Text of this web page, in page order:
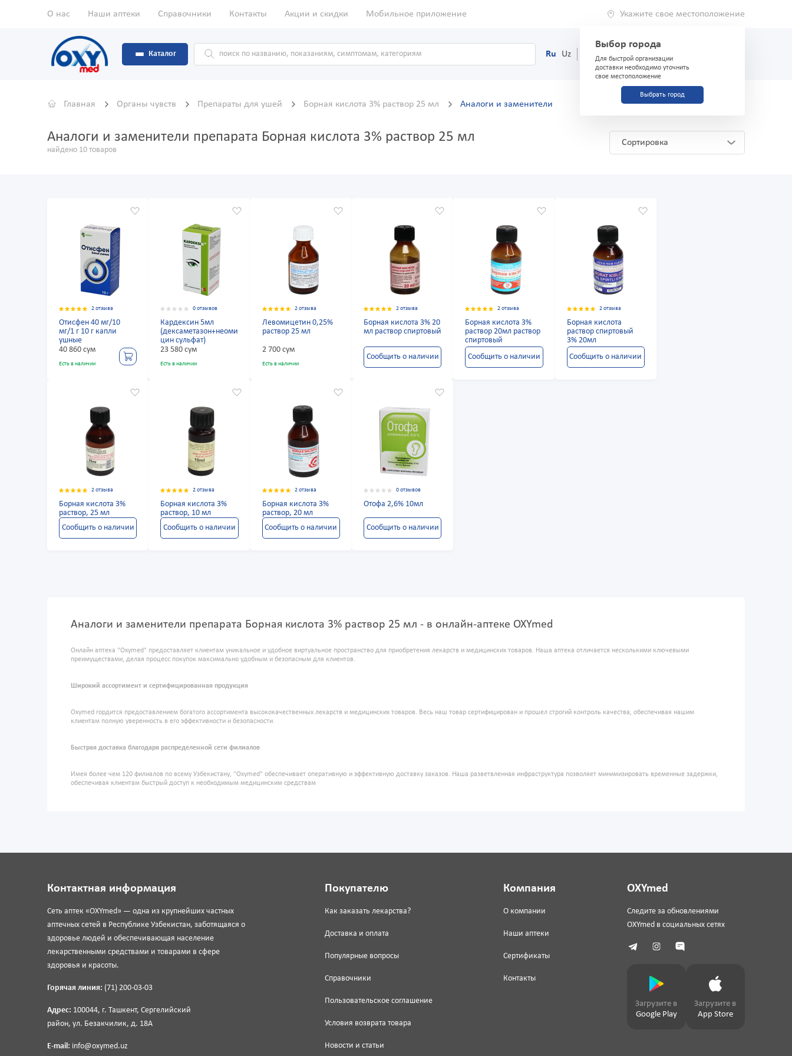
О нас Наши аптеки Справочники Контакты Акции и скидки Мобильное приложение Укажите свое местоположение
Выбор города
Для быстрой организации
доставки необходимо уточнить
свое местоположение
Выбрать город
Каталог Ru Uz (71) 200-03-03
Главная Органы чувств Препараты для ушей Борная кислота 3% раствор 25 мл Аналоги и заменители
Аналоги и заменители препарата Борная кислота 3% раствор 25 мл
найдено 10 товаров
Сортировка
2 отзыва
Отисфен 40 мг/10
мг/1 г 10 г капли
ушные
40 860 сум
Есть в наличии
0 отзывов
Кардексин 5мл
(дексаметазон+неоми
цин сульфат)
23 580 сум
Есть в наличии
2 отзыва
Левомицетин 0,25%
раствор 25 мл
2 700 сум
Есть в наличии
2 отзыва
Борная кислота 3% 20
мл раствор спиртовый
Сообщить о наличии
2 отзыва
Борная кислота 3%
раствор 20мл раствор
спиртовый
Сообщить о наличии
2 отзыва
Борная кислота
раствор спиртовый
3% 20мл
Сообщить о наличии
2 отзыва
Борная кислота 3%
раствор, 25 мл
Сообщить о наличии
2 отзыва
Борная кислота 3%
раствор, 10 мл
Сообщить о наличии
2 отзыва
Борная кислота 3%
раствор, 20 мл
Сообщить о наличии
0 отзывов
Отофа 2,6% 10мл
Сообщить о наличии
Аналоги и заменители препарата Борная кислота 3% раствор 25 мл - в онлайн-аптеке OXYmed
Онлайн аптека "Oxymed" предоставляет клиентам уникальное и удобное виртуальное пространство для приобретения лекарств и медицинских товаров. Наша аптека отличается несколькими ключевыми
преимуществами, делая процесс покупок максимально удобным и безопасным для клиентов.
Широкий ассортимент и сертифицированная продукция
Oxymed гордится предоставлением богатого ассортимента высококачественных лекарств и медицинских товаров. Весь наш товар сертифицирован и прошел строгий контроль качества, обеспечивая нашим
клиентам полную уверенность в его эффективности и безопасности.
Быстрая доставка благодаря распределенной сети филиалов
Имея более чем 120 филиалов по всему Узбекистану, "Oxymed" обеспечивает оперативную и эффективную доставку заказов. Наша разветвленная инфраструктура позволяет минимизировать временные задержки,
обеспечивая клиентам быстрый доступ к необходимым медицинским средствам
Контактная информация
Сеть аптек «OXYmed» — одна из крупнейших частных
аптечных сетей в Республике Узбекистан, заботящаяся о
здоровье людей и обеспечивающая население
лекарственными средствами и товарами в сфере
здоровья и красоты.
Горячая линия: (71) 200-03-03
Адрес: 100044, г. Ташкент, Сергелийский
район, ул. Безакчилик, д. 18А
E-mail: info@oxymed.uz
Покупателю
Как заказать лекарства?
Доставка и оплата
Популярные вопросы
Справочники
Пользовательское соглашение
Условия возврата товара
Новости и статьи
Компания
О компании
Наши аптеки
Сертификаты
Контакты
OXYmed
Следите за обновлениями
OXYmed в социальных сетях
Загрузите в
Google Play
Загрузите в
App Store